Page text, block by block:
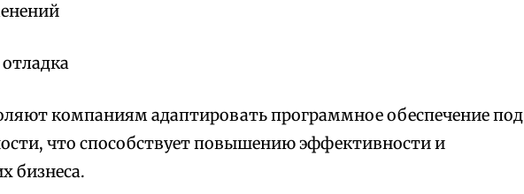
компаниям адаптировать программное обеспечение под
что способствует повышению эффективности и
бизнеса.